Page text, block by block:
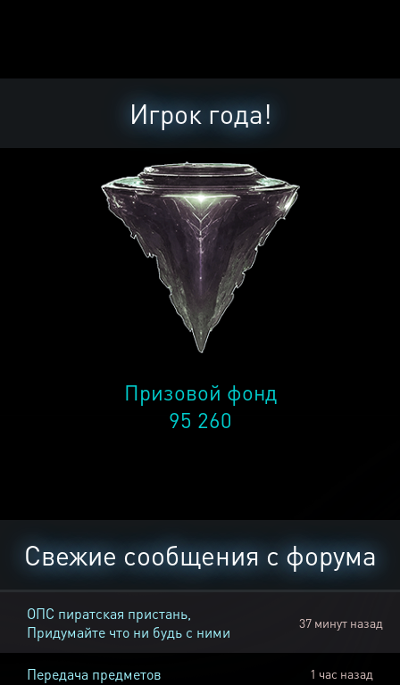
Игрок года!
Призовой фонд
95 260
Свежие сообщения с форума
ОПС пиратская пристань,
Придумайте что ни будь с ними
37 минут назад
Передача предметов 1 час назад